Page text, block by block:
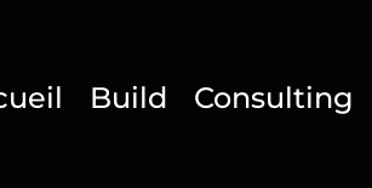
Build Consulting